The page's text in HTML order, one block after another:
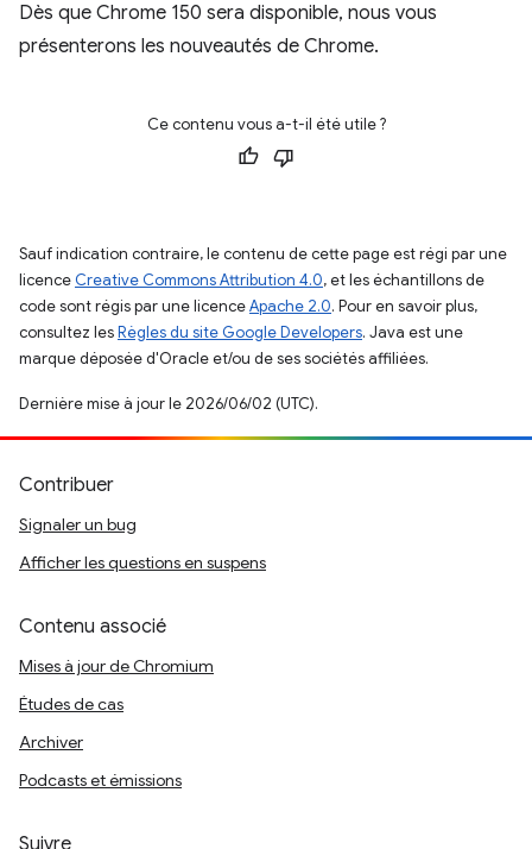
Dès que Chrome 150 sera disponible, nous vous
présenterons les nouveautés de Chrome.
Ce contenu vous a-t-il été utile ?
Sauf indication contraire, le contenu de cette page est régi par une
licence Creative Commons Attribution 4.0, et les échantillons de
code sont régis par une licenceApache 2.0. Pour en savoir plus,
consultez lesRègles du site Google Developers. Java est une
marque déposée d'Oracle et/ou de ses sociétés affiliées.
Dernière mise à jour le 2026/06/02 (UTC).
Contribuer
Signaler un bug
Afficher les questions en suspens
Contenu associé
Mises à jour de Chromium
Études de cas
Archiver
Podcasts et émissions
Suivre